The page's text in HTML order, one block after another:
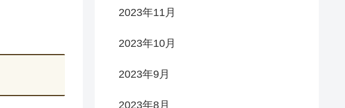
2023年11月
2023年10月
2023年9月
2023年8月